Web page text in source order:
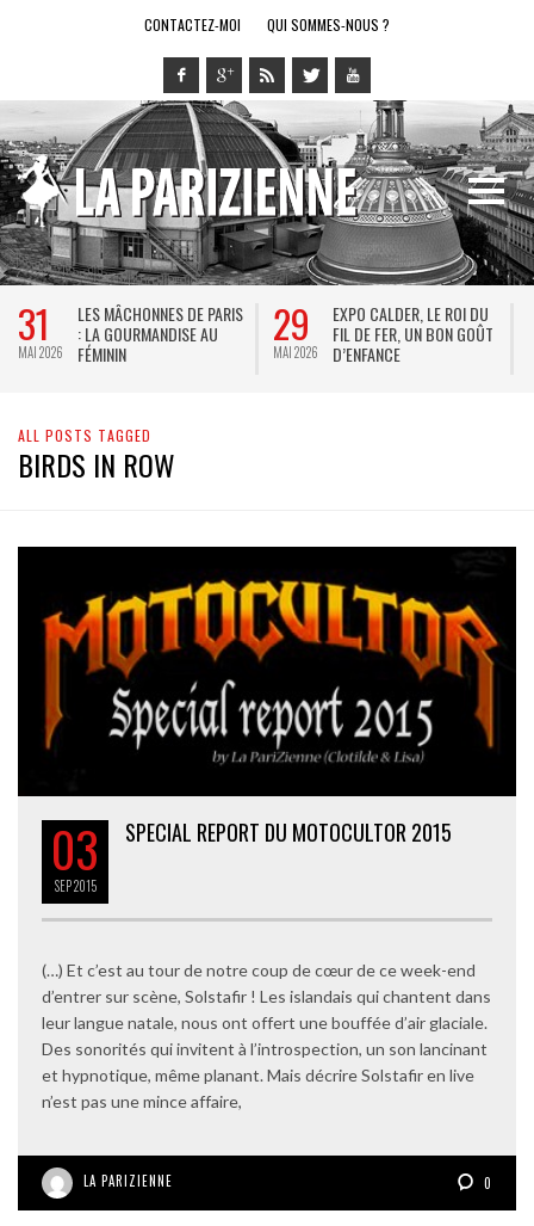
CONTACTEZ-MOI QUI SOMMES-NOUS ?
31
MAI 2026
LES MÂCHONNES DE PARIS
: LA GOURMANDISE AU
FÉMININ
29
MAI 2026
EXPO CALDER, LE ROI DU
FIL DE FER, UN BON GOÛT
D’ENFANCE
ALL POSTS TAGGED
BIRDS IN ROW
03
SEP2015
SPECIAL REPORT DU MOTOCULTOR 2015
(…) Et c’est au tour de notre coup de cœur de ce week-end
d’entrer sur scène, Solstafir ! Les islandais qui chantent dans
leur langue natale, nous ont offert une bouffée d’air glaciale.
Des sonorités qui invitent à l’introspection, un son lancinant
et hypnotique, même planant. Mais décrire Solstafir en live
n’est pas une mince affaire,
LA PARIZIENNE 0